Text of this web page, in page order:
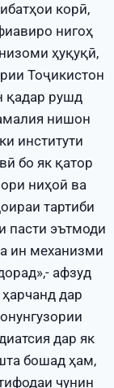
корӣ,
нигоҳ
ҳуқуқӣ,
Тоҷикистон
қадар рушд
нишон
институти
бо як қатор
ниҳоӣ ва
тартиби
пасти эътмоди
ин механизми
афзуд
дар
дар як
бошад ҳам,
чунин